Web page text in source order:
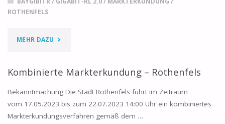
ERTEILUNG
VORLÄUFIGEN
ROTHENFELS
MEHR DAZU "KARTE:
–
Kombinierte Markterkundung – Rothenfels
Bekanntmachung Die Stadt Rothenfels führt im Zeitraum
vom 17.05.2023 bis zum 22.07.2023 14:00 Uhr ein kombiniertes
Markterkundungsverfahren gemäß dem …